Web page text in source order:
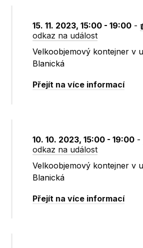
15. 11. 2023, 15:00 - 19:00 -
odkaz na událost
Velkoobjemový kontejner v
Blanická
Přejít na více informací
10. 10. 2023, 15:00 - 19:00 -
odkaz na událost
Velkoobjemový kontejner v
Blanická
Přejít na více informací